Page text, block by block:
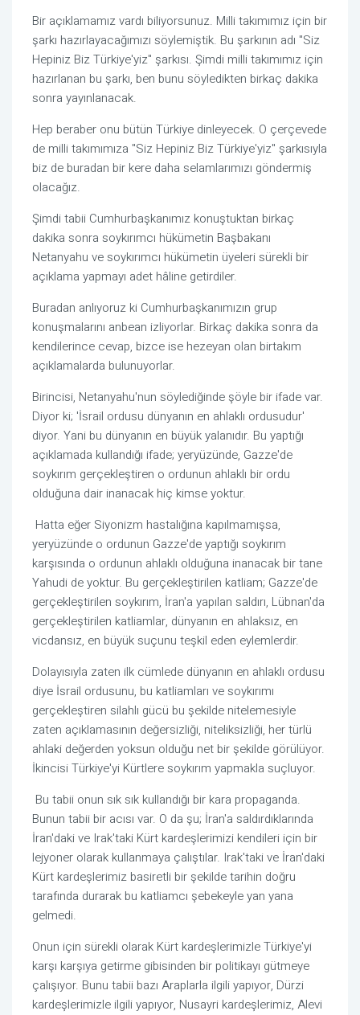
Bir açıklamamız vardı biliyorsunuz. Milli takımımız için bir
şarkı hazırlayacağımızı söylemiştik. Bu şarkının adı "Siz
Hepiniz Biz Türkiye'yiz" şarkısı. Şimdi milli takımımız için
hazırlanan bu şarkı, ben bunu söyledikten birkaç dakika
sonra yayınlanacak.
Hep beraber onu bütün Türkiye dinleyecek. O çerçevede
de milli takımımıza "Siz Hepiniz Biz Türkiye'yiz" şarkısıyla
biz de buradan bir kere daha selamlarımızı göndermiş
olacağız.
Şimdi tabii Cumhurbaşkanımız konuştuktan birkaç
dakika sonra soykırımcı hükümetin Başbakanı
Netanyahu ve soykırımcı hükümetin üyeleri sürekli bir
açıklama yapmayı adet hâline getirdiler.
Buradan anlıyoruz ki Cumhurbaşkanımızın grup
konuşmalarını anbean izliyorlar. Birkaç dakika sonra da
kendilerince cevap, bizce ise hezeyan olan birtakım
açıklamalarda bulunuyorlar.
Birincisi, Netanyahu'nun söylediğinde şöyle bir ifade var.
Diyor ki; 'İsrail ordusu dünyanın en ahlaklı ordusudur'
diyor. Yani bu dünyanın en büyük yalanıdır. Bu yaptığı
açıklamada kullandığı ifade; yeryüzünde, Gazze'de
soykırım gerçekleştiren o ordunun ahlaklı bir ordu
olduğuna dair inanacak hiç kimse yoktur.
yeryüzünde o ordunun Gazze'de yaptığı soykırım
karşısında o ordunun ahlaklı olduğuna inanacak bir tane
Yahudi de yoktur. Bu gerçekleştirilen katliam; Gazze'de
gerçekleştirilen soykırım, İran'a yapılan saldırı, Lübnan'da
gerçekleştirilen katliamlar, dünyanın en ahlaksız, en
vicdansız, en büyük suçunu teşkil eden eylemlerdir.
Dolayısıyla zaten ilk cümlede dünyanın en ahlaklı ordusu
diye İsrail ordusunu, bu katliamları ve soykırımı
gerçekleştiren silahlı gücü bu şekilde nitelemesiyle
zaten açıklamasının değersizliği, niteliksizliği, her türlü
ahlaki değerden yoksun olduğu net bir şekilde görülüyor.
İkincisi Türkiye'yi Kürtlere soykırım yapmakla suçluyor.
Bunun tabii bir acısı var. O da şu; İran'a saldırdıklarında
İran'daki ve Irak'taki Kürt kardeşlerimizi kendileri için bir
lejyoner olarak kullanmaya çalıştılar. Irak'taki ve İran'daki
Kürt kardeşlerimiz basiretli bir şekilde tarihin doğru
tarafında durarak bu katliamcı şebekeyle yan yana
gelmedi.
Onun için sürekli olarak Kürt kardeşlerimizle Türkiye'yi
karşı karşıya getirme gibisinden bir politikayı gütmeye
çalışıyor. Bunu tabii bazı Araplarla ilgili yapıyor, Dürzi
kardeşlerimizle ilgili yapıyor, Nusayri kardeşlerimiz, Alevi